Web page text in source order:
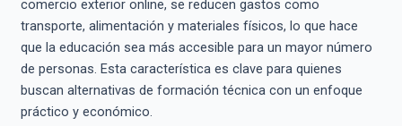
comercio exterior online, se reducen gastos como
transporte, alimentación y materiales físicos, lo que hace
que la educación sea más accesible para un mayor número
de personas. Esta característica es clave para quienes
buscan alternativas de formación técnica con un enfoque
práctico y económico.